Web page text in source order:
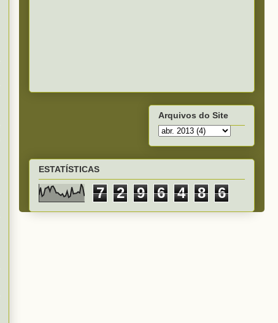
Arquivos do Site
ESTATÍSTICAS
7 2 9 6 4 8 6